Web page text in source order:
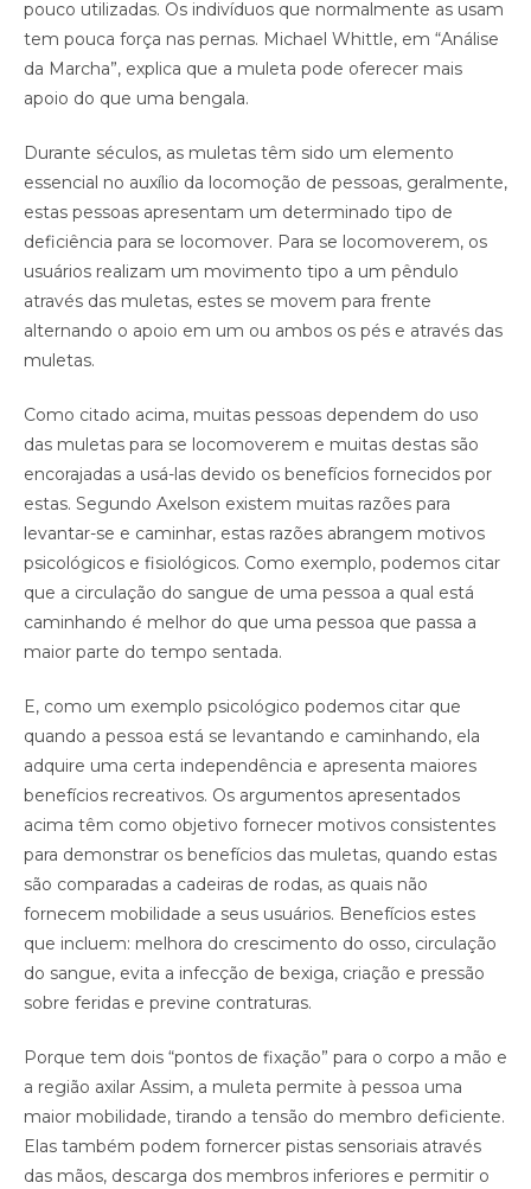
pouco utilizadas. Os indivíduos que normalmente as usam
tem pouca força nas pernas. Michael Whittle, em “Análise
da Marcha”, explica que a muleta pode oferecer mais
apoio do que uma bengala.
Durante séculos, as muletas têm sido um elemento
essencial no auxílio da locomoção de pessoas, geralmente,
estas pessoas apresentam um determinado tipo de
deficiência para se locomover. Para se locomoverem, os
usuários realizam um movimento tipo a um pêndulo
através das muletas, estes se movem para frente
alternando o apoio em um ou ambos os pés e através das
muletas.
Como citado acima, muitas pessoas dependem do uso
das muletas para se locomoverem e muitas destas são
encorajadas a usá-las devido os benefícios fornecidos por
estas. Segundo Axelson existem muitas razões para
levantar-se e caminhar, estas razões abrangem motivos
psicológicos e fisiológicos. Como exemplo, podemos citar
que a circulação do sangue de uma pessoa a qual está
caminhando é melhor do que uma pessoa que passa a
maior parte do tempo sentada.
E, como um exemplo psicológico podemos citar que
quando a pessoa está se levantando e caminhando, ela
adquire uma certa independência e apresenta maiores
benefícios recreativos. Os argumentos apresentados
acima têm como objetivo fornecer motivos consistentes
para demonstrar os benefícios das muletas, quando estas
são comparadas a cadeiras de rodas, as quais não
fornecem mobilidade a seus usuários. Benefícios estes
que incluem: melhora do crescimento do osso, circulação
do sangue, evita a infecção de bexiga, criação e pressão
sobre feridas e previne contraturas.
Porque tem dois “pontos de fixação” para o corpo a mão e
a região axilar Assim, a muleta permite à pessoa uma
maior mobilidade, tirando a tensão do membro deficiente.
Elas também podem fornercer pistas sensoriais através
das mãos, descarga dos membros inferiores e permitir o